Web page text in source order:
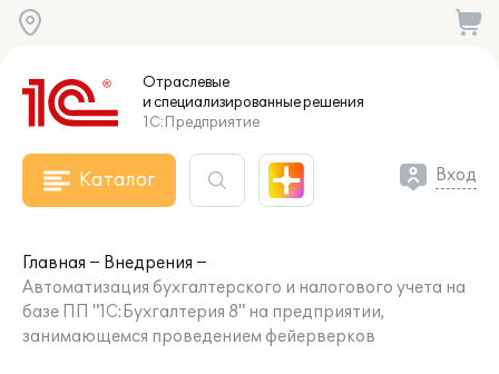
Отраслевые
и специализированныерешения
1С:Предприятие
Каталог Вход
Главная
Внедрения
Автоматизация бухгалтерского и налогового учета на
базе ПП "1С:Бухгалтерия 8" на предприятии,
занимающемся проведением фейерверков